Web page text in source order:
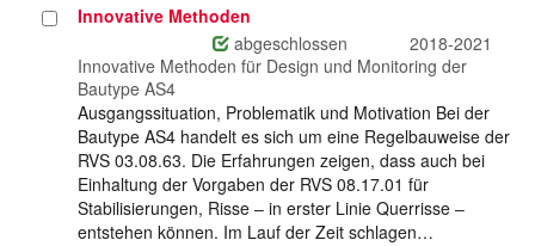
ProjektInnovative Methoden
abgeschlossen
2018-2021
Innovative Methoden für Design und Monitoring der
Bautype AS4
Ausgangssituation, Problematik und Motivation Bei der
Bautype AS4 handelt es sich um eine Regelbauweise der
RVS 03.08.63. Die Erfahrungen zeigen, dass auch bei
Einhaltung der Vorgaben der RVS 08.17.01 für
Stabilisierungen, Risse ‒ in erster Linie Querrisse ‒
entstehen können. Im Lauf der Zeit schlagen…